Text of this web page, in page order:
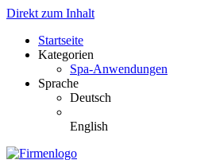
Direkt zum Inhalt
Startseite
Kategorien
Spa-Anwendungen
Sprache
Deutsch
English